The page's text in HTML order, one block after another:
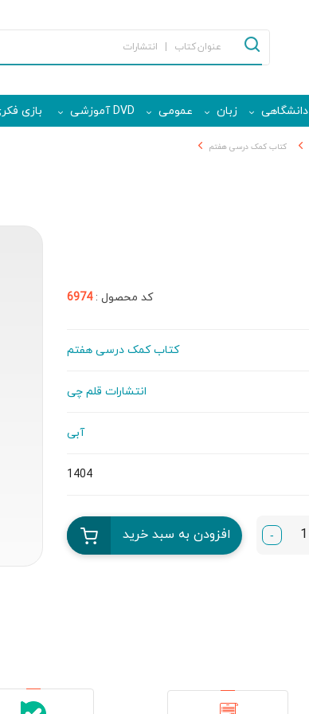
دانشگاهی زبان عمومی DVD آموزشی بازی
کتاب کمک درسی هفتم
کد محصول :6974
کتاب کمک درسی هفتم
انتشارات قلم چی
آبی
1404
- افزودن به سبد خرید